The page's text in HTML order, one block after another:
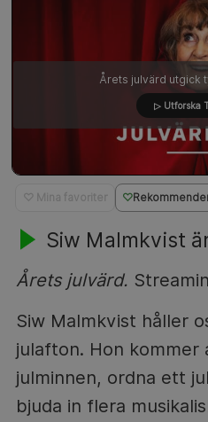
♡ Mina favoriter
Siw Malmkvist
Årets julvärd.
Siw Malmkvist håller
julafton. Hon kommer
julminnen, ordna ett
bjuda in flera
Årets julvärd utgick
▷ Utforska